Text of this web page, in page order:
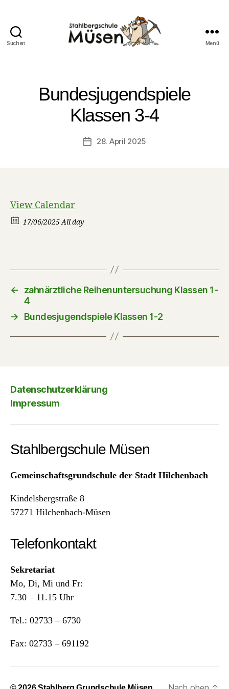
Suchen Menü
Bundesjugendspiele
Klassen 3-4
Veröffentlichungsdatum
28. April 2025
View Calendar
17/06/2025 All day
←
zahnärztliche Reihenuntersuchung Klassen 1-
4
→
Bundesjugendspiele Klassen 1-2
Datenschutzerklärung
Impressum
Stahlbergschule Müsen
Gemeinschaftsgrundschule der Stadt Hilchenbach
Kindelsbergstraße 8
57271 Hilchenbach-Müsen
Telefonkontakt
Sekretariat
Mo, Di, Mi und Fr:
7.30 – 11.15 Uhr
Tel.: 02733 – 6730
Fax: 02733 – 691192